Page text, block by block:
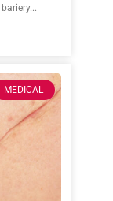
MEDICAL